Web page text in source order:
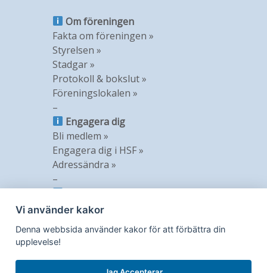
Om föreningen
Fakta om föreningen »
Styrelsen »
Stadgar »
Protokoll & bokslut »
Föreningslokalen »
–
Engagera dig
Bli medlem »
Engagera dig i HSF »
Adressändra »
–
Nyheter »
Medlemstidning »
Vi använder kakor
Denna webbsida använder kakor för att förbättra din
upplevelse!